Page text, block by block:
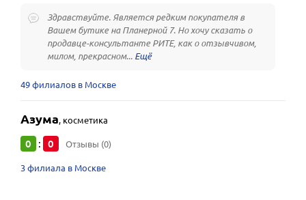
Здравствуйте. Является редким покупателя в
Вашем бутике на Планерной 7. Но хочу сказать о
продавце-консультанте РИТЕ, как о отзывчивом,
милом, прекрасном...
49 филиалов в Москве
Азума, косметика
0 : 0 Отзывы (0)
3 филиала в Москве